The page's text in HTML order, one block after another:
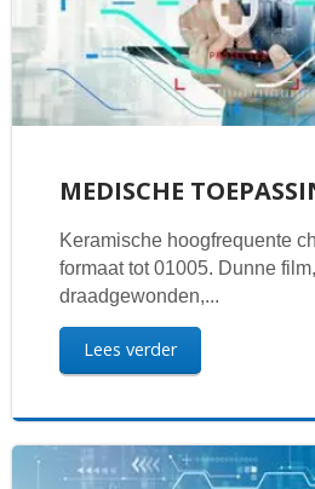
MEDISCHE
Keramische hoogfrequente
formaat tot 01005. Dunne
draadgewonden,...
Lees verder